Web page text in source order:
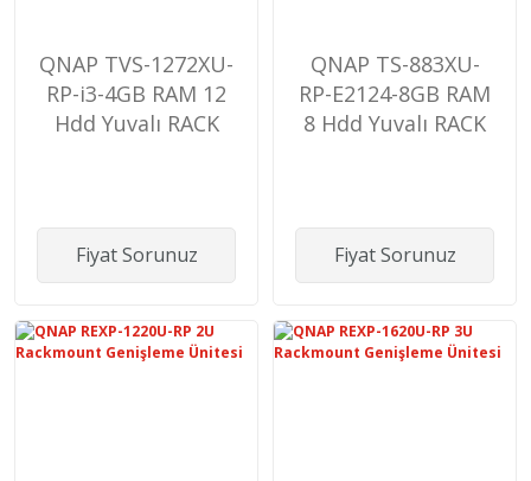
QNAP TVS-1272XU-
RP-i3-4GB RAM 12
Hdd Yuvalı RACK
Fiyat Sorunuz
QNAP TS-883XU-
RP-E2124-8GB RAM
8 Hdd Yuvalı RACK
Fiyat Sorunuz